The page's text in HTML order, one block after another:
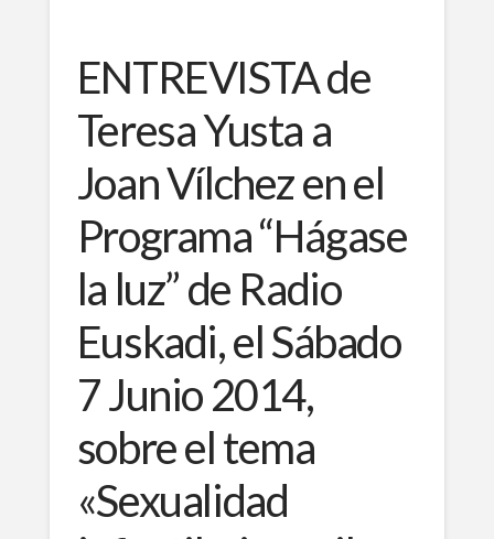
ENTREVISTA de
Teresa Yusta a
Joan Vílchez en el
Programa “Hágase
la luz” de Radio
Euskadi, el Sábado
7 Junio 2014,
sobre el tema
«Sexualidad